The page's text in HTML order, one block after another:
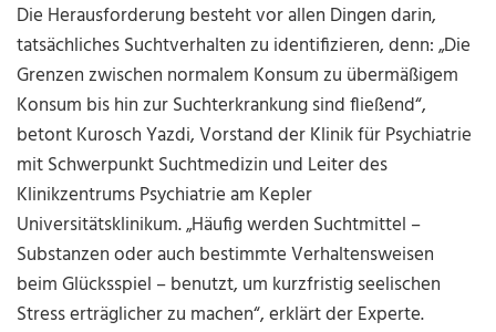
Die Herausforderung besteht vor allen Dingen darin,
tatsächliches Suchtverhalten zu identifizieren, denn: „Die
Grenzen zwischen normalem Konsum zu übermäßigem
Konsum bis hin zur Suchterkrankung sind fließend“,
betont Kurosch Yazdi, Vorstand der Klinik für Psychiatrie
mit Schwerpunkt Suchtmedizin und Leiter des
Klinikzentrums Psychiatrie am Kepler
Universitätsklinikum. „Häufig werden Suchtmittel –
Substanzen oder auch bestimmte Verhaltensweisen
beim Glücksspiel – benutzt, um kurzfristig seelischen
Stress erträglicher zu machen“, erklärt der Experte.